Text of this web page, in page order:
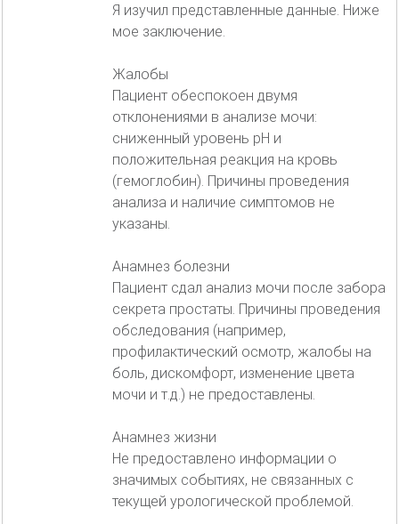
Я изучил представленные данные. Ниже
мое заключение.
Жалобы
Пациент обеспокоен двумя
отклонениями в анализе мочи:
сниженный уровень pH и
положительная реакция на кровь
(гемоглобин). Причины проведения
анализа и наличие симптомов не
указаны.
Анамнез болезни
Пациент сдал анализ мочи после забора
секрета простаты. Причины проведения
обследования (например,
профилактический осмотр, жалобы на
боль, дискомфорт, изменение цвета
мочи и т.д.) не предоставлены.
Анамнез жизни
Не предоставлено информации о
значимых событиях, не связанных с
текущей урологической проблемой.